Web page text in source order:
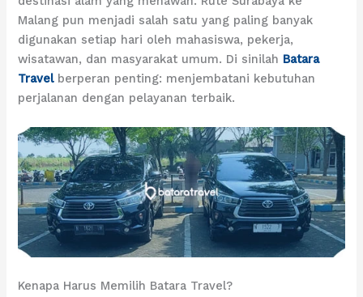
Malang pun menjadi salah satu yang paling banyak
digunakan setiap hari oleh mahasiswa, pekerja,
wisatawan, dan masyarakat umum. Di sinilah Batara
Travelberperan penting: menjembatani kebutuhan
perjalanan dengan pelayanan terbaik.
Kenapa Harus Memilih Batara Travel?